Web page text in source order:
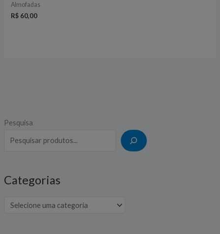
Pesquisa
Categorias
Almofadas
R$ 60,00